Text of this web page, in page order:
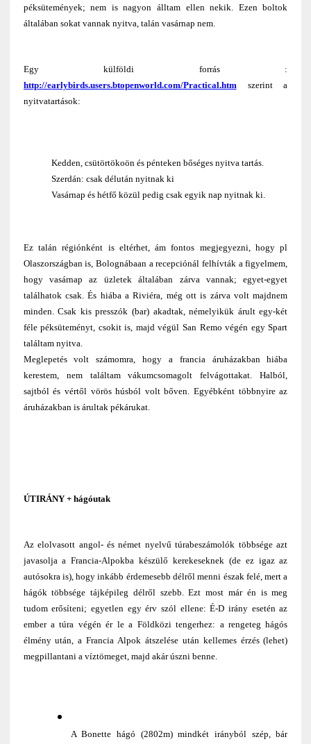
péksütemények; nem is nagyon álltam ellen nekik. Ezen boltok
általában sokat vannak nyitva, talán vasárnap nem.
Egy külföldi forrás :
http://earlybirds.users.btopenworld.com/Practical.htm
szerint a
nyitvatartások:
Kedden, csütörtökoön és pénteken bőséges nyitva tartás.
Szerdán: csak délután nyitnak ki
Vasárnap és hétfő közül pedig csak egyik nap nyitnak ki.
Ez talán régiónként is eltérhet, ám fontos megjegyezni, hogy pl
Olaszországban is, Bolognábaan a recepciónál felhívták a figyelmem,
hogy vasárnap az üzletek általában zárva vannak; egyet-egyet
találhatok csak. És hiába a Riviéra, még ott is zárva volt majdnem
minden. Csak kis presszók (bar) akadtak, némelyikük árult egy-két
féle péksüteményt, csokit is, majd végül San Remo végén egy Spart
találtam nyitva.
Meglepetés volt számomra, hogy a francia áruházakban hiába
kerestem, nem találtam vákumcsomagolt felvágottakat. Halból,
sajtból és vértől vörös húsból volt bőven. Egyébként többnyire az
áruházakban is árultak pékárukat.
ÚTIRÁNY + hágóutak
Az elolvasott angol- és német nyelvű túrabeszámolók többsége azt
javasolja a Francia-Alpokba készülő kerekeseknek (de ez igaz az
autósokra is), hogy inkább érdemesebb délről menni észak felé, mert a
hágók többsége tájképileg délről szebb. Ezt most már én is meg
tudom erősíteni; egyetlen egy érv szól ellene: É-D irány esetén az
ember a túra végén ér le a Földközi tengerhez: a rengeteg hágós
élmény után, a Francia Alpok átszelése után kellemes érzés (lehet)
megpillantani a víztömeget, majd akár úszni benne.
A Bonette hágó (2802m) mindkét irányból szép, bár